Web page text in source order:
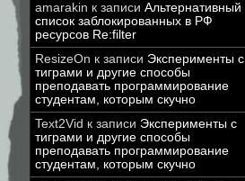
amarakin к записи Альтернативный
список заблокированных в РФ
ресурсов Re:filter
ResizeOn к записи Эксперименты с
тиграми и другие способы
преподавать программирование
студентам, которым скучно
Text2Vid к записи Эксперименты с
тиграми и другие способы
преподавать программирование
студентам, которым скучно